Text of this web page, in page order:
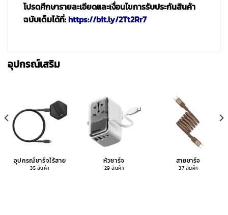
โปรดศึกษารายละเอียดและเงื่อนไขการรับประกันสินค้า
ฉบับเต็มได้ที่:https://bit.ly/2Tt2Rr7
อุปกรณ์เสริม
อุปกรณ์ชาร์จไร้สาย
35 สินค้า
หัวชาร์จ
29 สินค้า
สายชาร์จ
37 สินค้า